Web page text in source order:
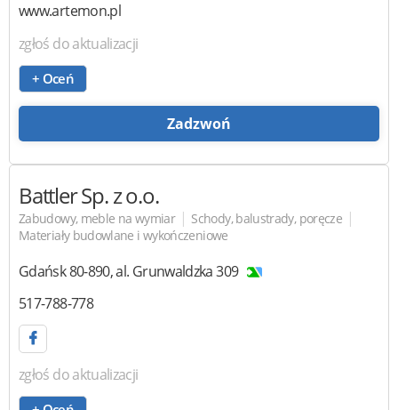
www.artemon.pl
zgłoś do aktualizacji
+ Oceń
Zadzwoń
BattlerSp. z o.o.
Zabudowy, meble na wymiar | Schody, balustrady, poręcze |
Materiały budowlane i wykończeniowe
Gdańsk80-890,al. Grunwaldzka 309
517-788-778
zgłoś do aktualizacji